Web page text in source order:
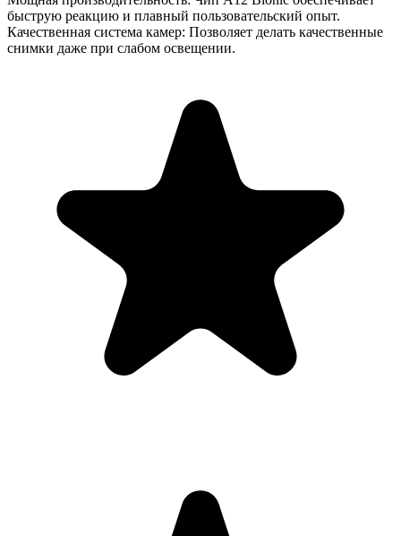
быструю реакцию и плавный пользовательский опыт.
Качественная система камер: Позволяет делать качественные
снимки даже при слабом освещении.